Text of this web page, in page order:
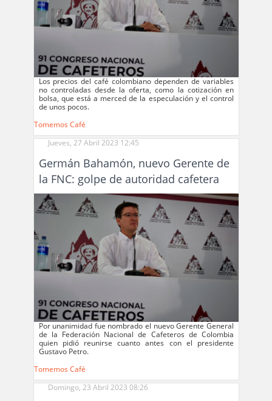
Los precios del café colombiano dependen de variables
no controladas desde la oferta, como la cotización en
bolsa, que está a merced de la especulación y el control
de unos pocos.
Tomemos Café
Jueves, 27 Abril 2023 12:45
Germán Bahamón, nuevo Gerente de
la FNC: golpe de autoridad cafetera
Por unanimidad fue nombrado el nuevo Gerente General
de la Federación Nacional de Cafeteros de Colombia
quien pidió reunirse cuanto antes con el presidente
Gustavo Petro.
Tomemos Café
Domingo, 23 Abril 2023 08:26